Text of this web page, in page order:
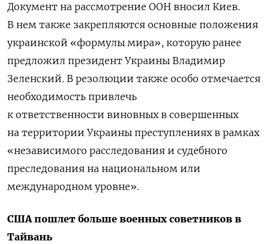
Документ на рассмотрение ООН вносил Киев.
В нем также закрепляются основные положения
украинской «формулы мира», которую ранее
предложил президент Украины Владимир
Зеленский. В резолюции также особо отмечается
необходимость привлечь
к ответственности виновных в совершенных
на территории Украины преступлениях в рамках
«независимого расследования и судебного
преследования на национальном или
международном уровне».
США пошлет больше военных советников в
Тайвань